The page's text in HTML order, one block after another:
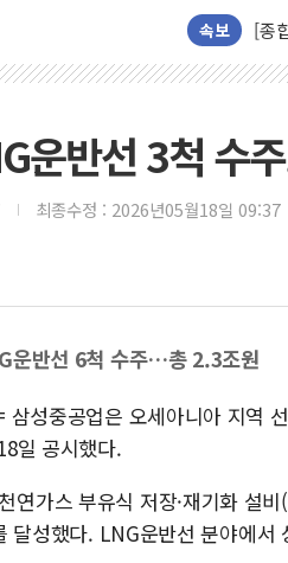
속보
[
트
美
美
[
[사
보
트
李
李
트
운반선 3척 수
최종수정 : 2026년05월18일 09:37
운반선 6척 수주…총 2.3조원
성중공업은 오세아니아 지역
일 공시했다.
연가스 부유식 저장·재기화 설
달성했다. LNG운반선 분야에서